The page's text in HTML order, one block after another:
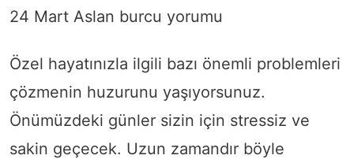
24 Mart Aslan burcu yorumu
Özel hayatınızla ilgili bazı önemli problemleri
çözmenin huzurunu yaşıyorsunuz.
Önümüzdeki günler sizin için stressiz ve
sakin geçecek. Uzun zamandır böyle